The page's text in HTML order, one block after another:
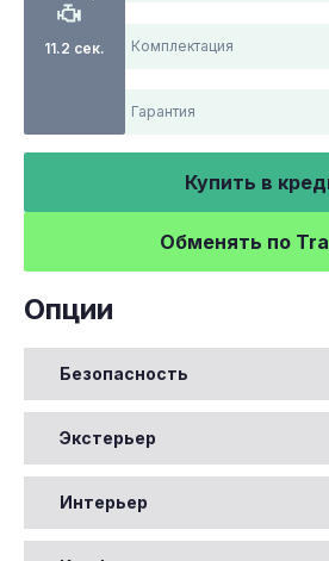
11.2 сек. Комплектация
Гарантия
Купить в
Обменять по
Опции
Безопасность
Экстерьер
Интерьер